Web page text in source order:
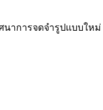
าการจดจำรูปแบบใหม่